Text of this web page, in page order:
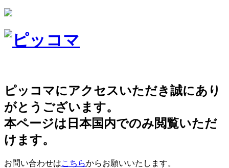
ピッコマにアクセスいただき誠にあり
がとうございます。
本ページは日本国内でのみ閲覧いただ
けます。
お問い合わせはこちらからお願いいたします。